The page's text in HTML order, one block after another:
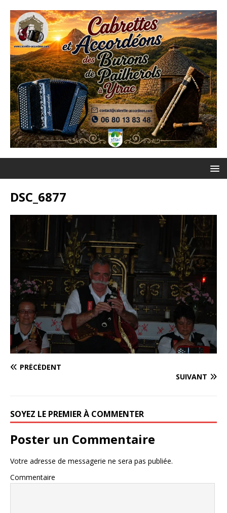
DSC_6877
PRÉCÉDENT
SUIVANT
SOYEZ LE PREMIER À COMMENTER
Poster un Commentaire
Votre adresse de messagerie ne sera pas publiée.
Commentaire